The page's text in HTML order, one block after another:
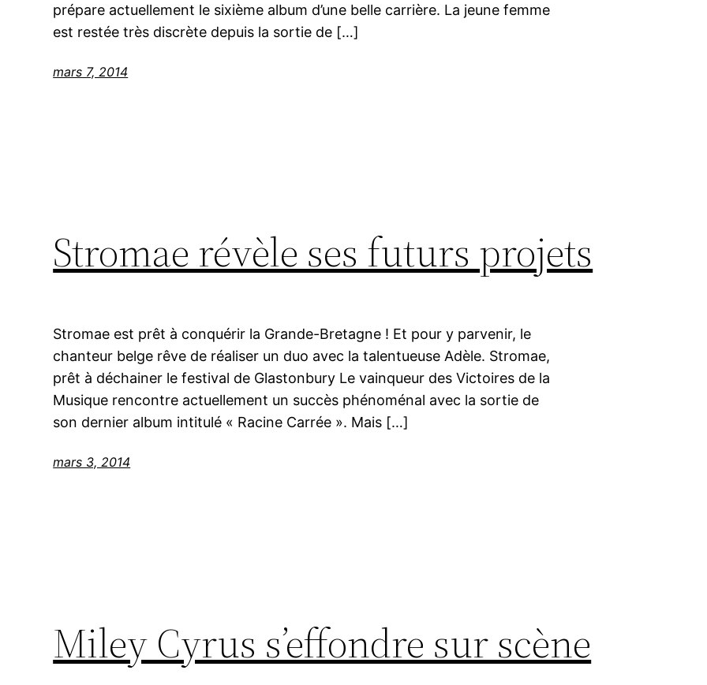
prépare actuellement le sixième album d’une belle carrière. La jeune femme
est restée très discrète depuis la sortie de […]
mars 7, 2014
Stromae révèle ses futurs projets
Stromae est prêt à conquérir la Grande-Bretagne ! Et pour y parvenir, le
chanteur belge rêve de réaliser un duo avec la talentueuse Adèle. Stromae,
prêt à déchainer le festival de Glastonbury Le vainqueur des Victoires de la
Musique rencontre actuellement un succès phénoménal avec la sortie de
son dernier album intitulé « Racine Carrée ». Mais […]
mars 3, 2014
Miley Cyrus s’effondre sur scène